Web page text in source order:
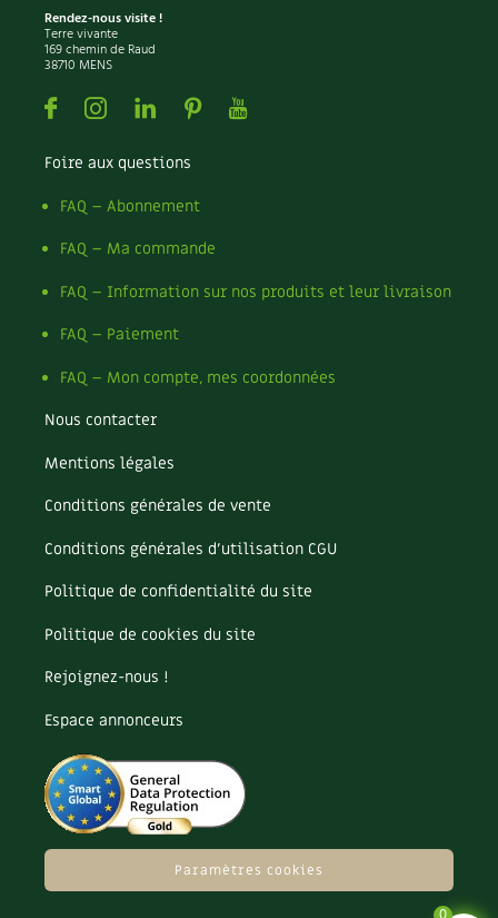
Rendez-nous visite !
Terre vivante
169 chemin de Raud
38710 MENS
FacebookInstagramLinkedin
PinterestYoutube
Foire aux questions
FAQ – Abonnement
FAQ – Ma commande
FAQ – Information sur nos produits et leur livraison
FAQ – Paiement
FAQ – Mon compte, mes coordonnées
Nous contacter
Mentions légales
Conditions générales de vente
Conditions générales d’utilisation CGU
Politique de confidentialité du site
Politique de cookies du site
Rejoignez-nous !
Espace annonceurs
Paramètres cookies